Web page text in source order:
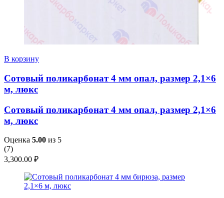
В корзину
Сотовый поликарбонат 4 мм опал, размер 2,1×6
м, люкс
Сотовый поликарбонат 4 мм опал, размер 2,1×6
м, люкс
Оценка 5.00 из 5
(7)
3,300.00 ₽